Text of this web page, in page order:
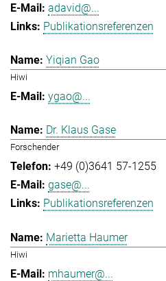
adavid@...
Publikationsreferenzen
Yiqian Gao
Hiwi
ygao@...
Dr. Klaus Gase
Forschender
+49 (0)3641 57-1255
gase@...
Publikationsreferenzen
Marietta Haumer
Hiwi
mhaumer@...